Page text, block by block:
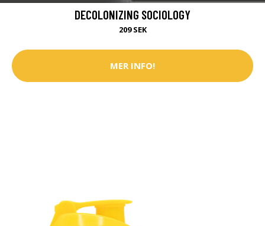
DECOLONIZING SOCIOLOGY
209 SEK
MER INFO!